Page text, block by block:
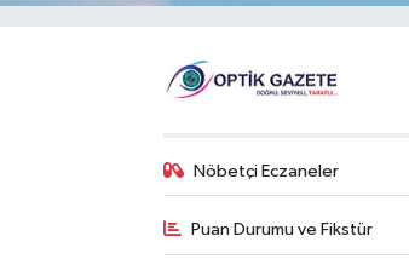
Nöbetçi Eczaneler
Puan Durumu ve Fikstür